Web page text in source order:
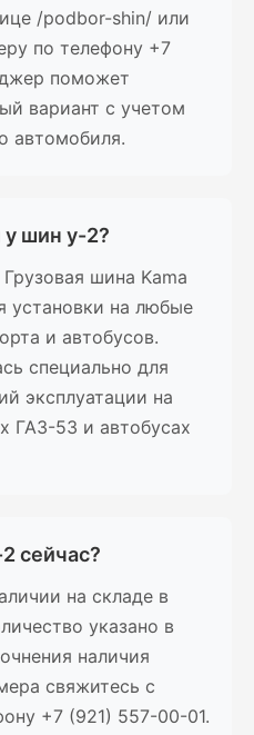
/podbor-shin/ или
по телефону +7
поможет
вариант с учетом
автомобиля.
у шин у-2?
шина Kama
установки на любые
и автобусов.
специально для
эксплуатации на
ГАЗ-53 и автобусах
сейчас?
на складе в
указано в
наличия
свяжитесь с
+7 (921) 557-00-01.